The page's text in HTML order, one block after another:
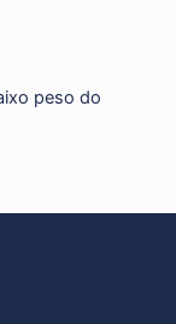
peso do